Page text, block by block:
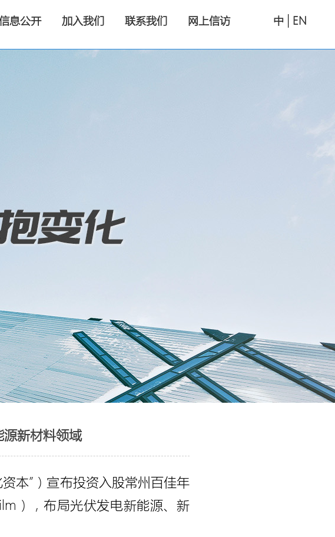
息公开 加入我们 联系我们 网上信访 中 EN
新材料领域
本”）宣布投资入股常州百佳年
），布局光伏发电新能源、新